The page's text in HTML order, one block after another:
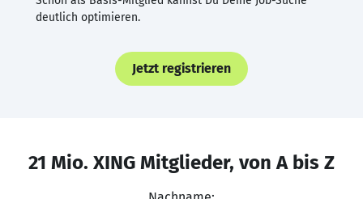
deutlich optimieren.
Jetzt registrieren
21 Mio. XING Mitglieder, von A bis Z